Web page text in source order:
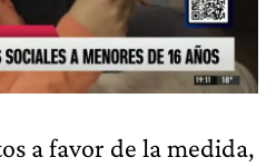
a favor de la medida,